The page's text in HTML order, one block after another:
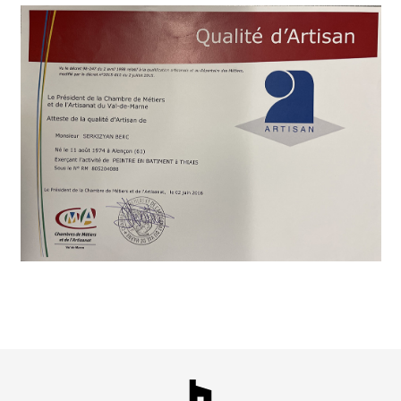
RÉALISATIONS
RAVALEMENTS DE FAÇADES
PEINTURE BIO
NOS PARTENAIRES EN PEINTURE
QUI SOMMES-NOUS
DEVIS GRATUIT/CONTACT